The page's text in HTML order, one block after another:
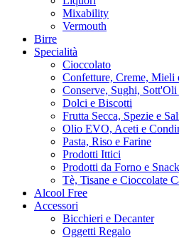
Mixability
Vermouth
Birre
Specialità
Cioccolato
Confetture, Creme, Mieli
Conserve, Sughi, Sott'Oli
Dolci e Biscotti
Frutta Secca, Spezie e
Olio EVO, Aceti e
Pasta, Riso e Farine
Prodotti Ittici
Prodotti da Forno e Snack
Tè, Tisane e Cioccolate
Alcool Free
Accessori
Bicchieri e Decanter
Oggetti Regalo